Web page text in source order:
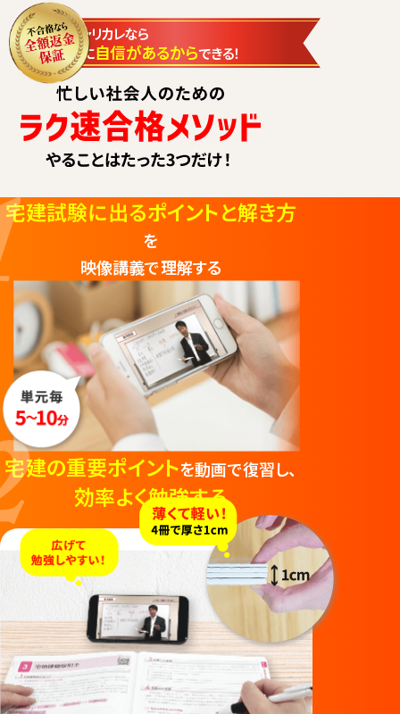
資格のキャリカレなら
出題予想に
自信があるから
できる！
宅建試験に出るポイントと解き方
を
映像講義で理解する
宅建の重要ポイントを動画で復習し、
効率よく勉強する